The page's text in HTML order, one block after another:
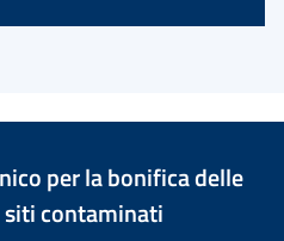
per la bonifica delle
siti contaminati